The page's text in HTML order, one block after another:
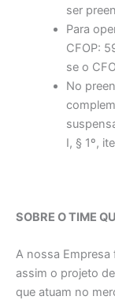
ser
Para
CFOP:
se o
No
I, § 1º,
SOBRE O TIME
A nossa
assim o projeto
que atuam no